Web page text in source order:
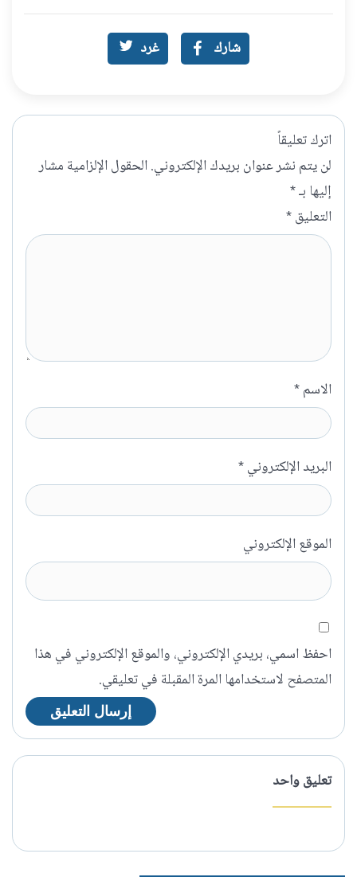
شارك غرد
اترك تعليقاً
لن يتم نشر عنوان بريدك الإلكتروني.الحقول الإلزامية مشار
إليها بـ*
التعليق*
الاسم*
البريد الإلكتروني*
الموقع الإلكتروني
احفظ اسمي، بريدي الإلكتروني، والموقع الإلكتروني في هذا
المتصفح لاستخدامها المرة المقبلة في تعليقي.
تعليق واحد